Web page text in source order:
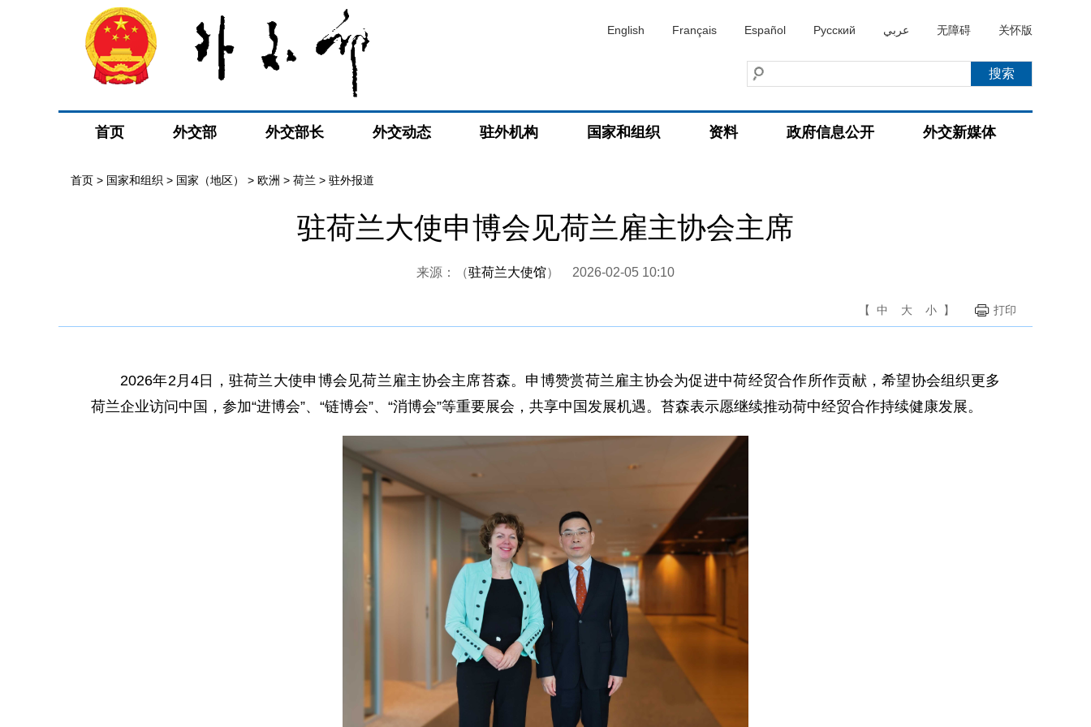
English Français Español Русский عربي 无障碍 关怀版
首页 外交部 外交部长 外交动态 驻外机构 国家和组织 资料 政府信息公开 外交新媒体
首页 > 国家和组织 > 国家（地区） > 欧洲 > 荷兰 > 驻外报道
驻荷兰大使申博会见荷兰雇主协会主席
来源：（驻荷兰大使馆） 2026-02-05 10:10
【 中 大 小 】 打印
2026年2月4日，驻荷兰大使申博会见荷兰雇主协会主席苔森。申博赞赏荷兰雇主协会为促进中荷经贸合作所作贡献，希望协会组织更多
荷兰企业访问中国，参加“进博会”、“链博会”、“消博会”等重要展会，共享中国发展机遇。苔森表示愿继续推动荷中经贸合作持续健康发展。